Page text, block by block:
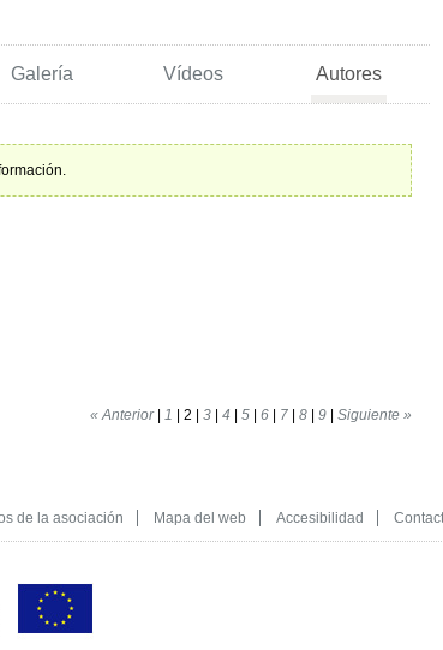
Galería Vídeos Autores
« Anterior| 1 | 2 | 3| 4 | 5| 6| 7| 8| 9| Siguiente »
de la asociación Mapa del web Accesibilidad